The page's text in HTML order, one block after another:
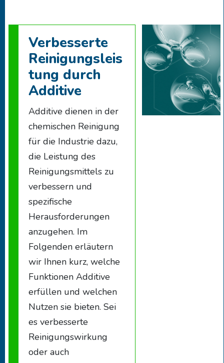
Verbesserte
Reinigungsleis
tung durch
Additive
Additive dienen in der
chemischen Reinigung
für die Industrie dazu,
die Leistung des
Reinigungsmittels zu
verbessern und
spezifische
Herausforderungen
anzugehen. Im
Folgenden erläutern
wir Ihnen kurz, welche
Funktionen Additive
erfüllen und welchen
Nutzen sie bieten. Sei
es verbesserte
Reinigungswirkung
oder auch